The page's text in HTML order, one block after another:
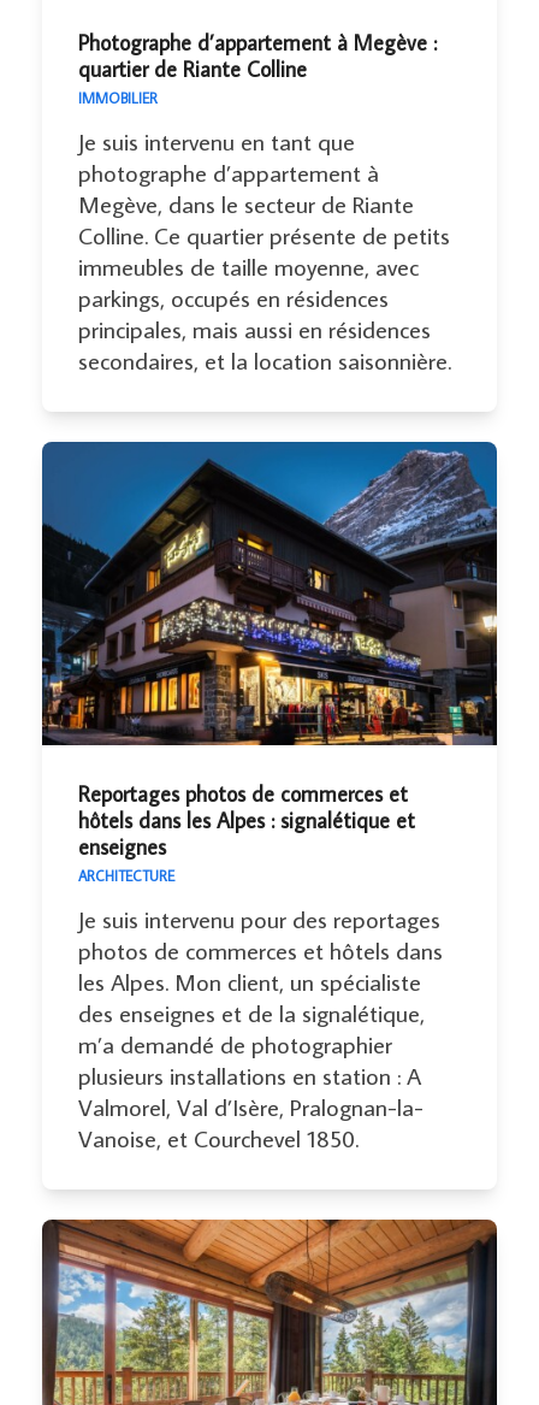
Photographe d’appartement à Megève :
quartier de Riante Colline
IMMOBILIER
Je suis intervenu en tant que
photographe d’appartement à
Megève, dans le secteur de Riante
Colline. Ce quartier présente de petits
immeubles de taille moyenne, avec
parkings, occupés en résidences
principales, mais aussi en résidences
secondaires, et la location saisonnière.
Reportages photos de commerces et
hôtels dans les Alpes : signalétique et
enseignes
ARCHITECTURE
Je suis intervenu pour des reportages
photos de commerces et hôtels dans
les Alpes. Mon client, un spécialiste
des enseignes et de la signalétique,
m’a demandé de photographier
plusieurs installations en station : A
Valmorel, Val d’Isère, Pralognan-la-
Vanoise, et Courchevel 1850.